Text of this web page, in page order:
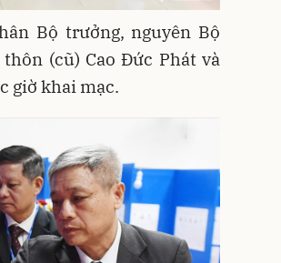
Bộ trưởng, nguyên Bộ
(cũ) Cao Đức Phát và
giờ khai mạc.